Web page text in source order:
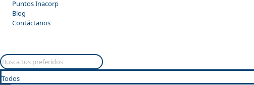
Puntos Inacorp
Blog
Contáctanos
Todos